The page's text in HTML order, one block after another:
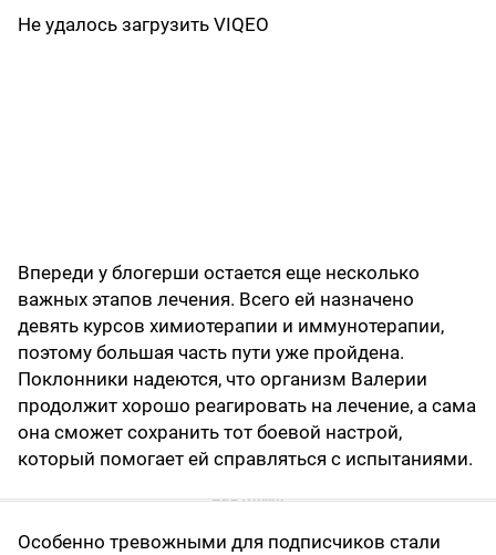
Не удалось загрузить VIQEO
Впереди у блогерши остается еще несколько
важных этапов лечения. Всего ей назначено
девять курсов химиотерапии и иммунотерапии,
поэтому большая часть пути уже пройдена.
Поклонники надеются, что организм Валерии
продолжит хорошо реагировать на лечение, а сама
она сможет сохранить тот боевой настрой,
который помогает ей справляться с испытаниями.
Особенно тревожными для подписчиков стали